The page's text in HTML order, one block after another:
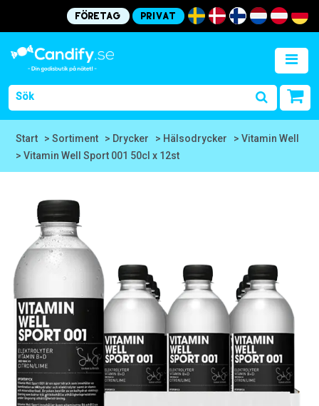
Företag Privat
Start > Sortiment > Drycker > Hälsodrycker
> Vitamin Well
> Vitamin Well Sport 001 50cl x 12st